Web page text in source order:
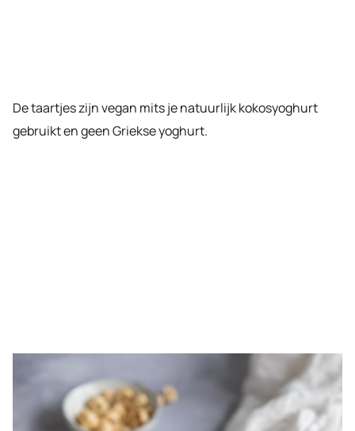
De taartjes zijn vegan mits je natuurlijk kokosyoghurt
gebruikt en geen Griekse yoghurt.